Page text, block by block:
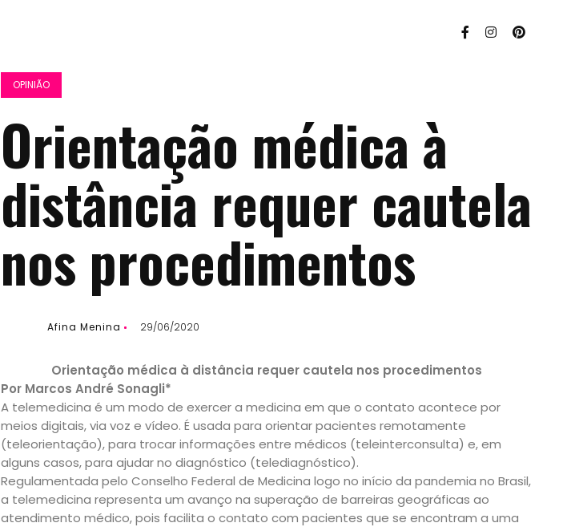
OPINIÃO
​Orientação médica à
distância requer cautela
nos procedimentos
Afina Menina 29/06/2020
​Orientação médica à distância requer cautela nos procedimentos
Por Marcos André Sonagli*
A telemedicina é um modo de exercer a medicina em que o contato acontece por
meios digitais, via voz e vídeo. É usada para orientar pacientes remotamente
(teleorientação), para trocar informações entre médicos (teleinterconsulta) e, em
alguns casos, para ajudar no diagnóstico (telediagnóstico).
Regulamentada pelo Conselho Federal de Medicina logo no início da pandemia no Brasil,
a telemedicina representa um avanço na superação de barreiras geográficas ao
atendimento médico, pois facilita o contato com pacientes que se encontram a uma